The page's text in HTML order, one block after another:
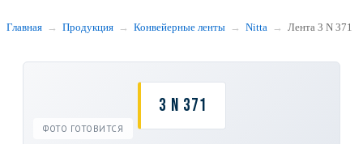
Главная Продукция Конвейерные ленты Nitta Лента 3 N 371
3 N 371
ФОТО ГОТОВИТСЯ